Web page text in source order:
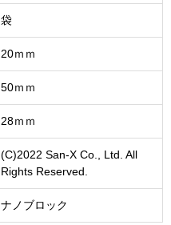
袋
20ｍｍ
50ｍｍ
28ｍｍ
(C)2022 San-X Co., Ltd. All
Rights Reserved.
ナノブロック